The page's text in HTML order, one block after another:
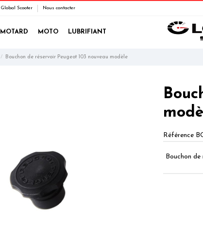
Scooter Nous contacter
MOTO LUBRIFIANT
Bouchon de réservoir Peugeot 103 nouveau modèle
Référence
Bouchon